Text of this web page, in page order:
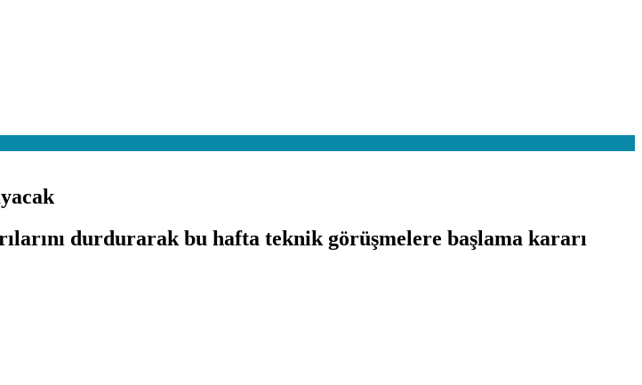
durdurarak bu hafta teknik görüşmelere başlama kararı